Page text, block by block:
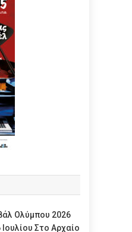
Ολύμπου 2026
Ιουλίου Στο Αρχαίο